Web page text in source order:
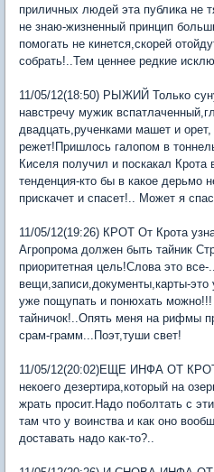
приличных людей эта публика не
не знаю-жизненный принцип
помогать не кинется,скорей
собрать!..Тем ценнее редкие
11/05/12(18:50) РЫЖИЙ Только
навстречу мужик
двадцать,рученками машет и орет,
режет!Пришлось галопом в
Киселя получил и поскакал
тенденция-кто бы в какое дерьмо
прискачет и спасет!.. Может я
11/05/12(19:26) КРОТ От Крота
Агропрома должен быть тайник
приоритетная цель!Слова это все-
вещи,записи,документы,карты-это
уже пощупать и понюхать можно!!!
тайничок!..Опять меня на рифмы
срам-грамм...Поэт,туши свет!
11/05/12(20:02)ЕЩЕ ИНФА ОТ
некоего дезертира,который на
жрать просит.Надо поболтать с
там что у воинства и как оно
доставать надо как-то?..